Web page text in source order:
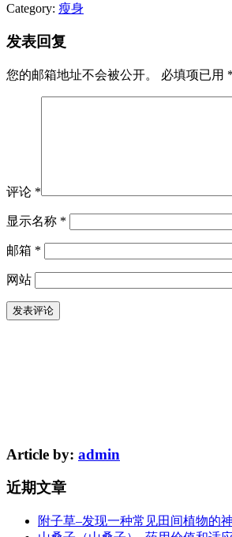
Category: 瘦身
发表回复
您的邮箱地址不会被公开。 必填项已用 *
评论 *
显示名称 *
邮箱 *
网站
Article by: admin
近期文章
附子草–发现一种常见田间植物的